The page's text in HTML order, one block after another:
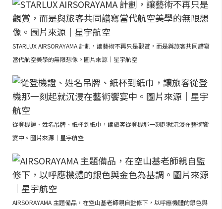
STARLUX AIRSORAYAMA 計劃，讓藝術不再只是觀賞，而是與旅客共同譜寫
當代航空美學的無限想像。圖片來源｜星宇航空
從登機證、姓名吊牌、紙杯到紙巾，讓旅客從登機那一刻起就沉浸在藝術饗
宴中。圖片來源｜星宇航空
AIRSORAYAMA 主題備品，在空山基老師親自監修下，以呼應機體的銀色與